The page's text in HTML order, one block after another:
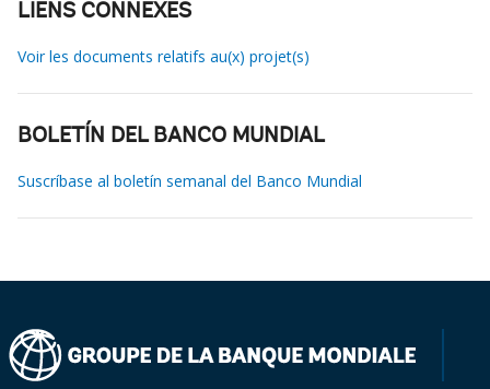
LIENS CONNEXES
Voir les documents relatifs au(x) projet(s)
BOLETÍN DEL BANCO MUNDIAL
Suscríbase al boletín semanal del Banco Mundial